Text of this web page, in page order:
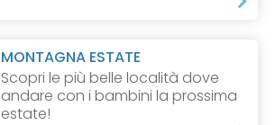
MONTAGNA ESTATE
Scopri le più belle località dove
andare con i bambini la prossima
estate!